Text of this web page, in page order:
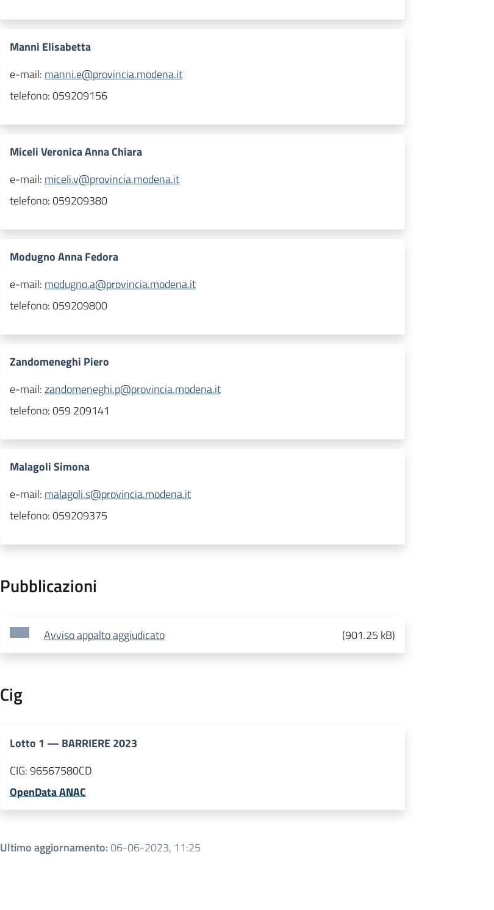
Manni Elisabetta
e-mail: manni.e@provincia.modena.it
telefono:059209156
Miceli Veronica Anna Chiara
e-mail: miceli.v@provincia.modena.it
telefono:059209380
Modugno Anna Fedora
e-mail: modugno.a@provincia.modena.it
telefono:059209800
Zandomeneghi Piero
e-mail:zandomeneghi.p@provincia.modena.it
telefono:059 209141
Malagoli Simona
e-mail: malagoli.s@provincia.modena.it
telefono:059209375
Pubblicazioni
Avviso appalto aggiudicato (901.25 kB)
Cig
Lotto 1 — BARRIERE 2023
CIG:96567580CD
OpenData ANAC
Ultimo aggiornamento:06-06-2023, 11:25